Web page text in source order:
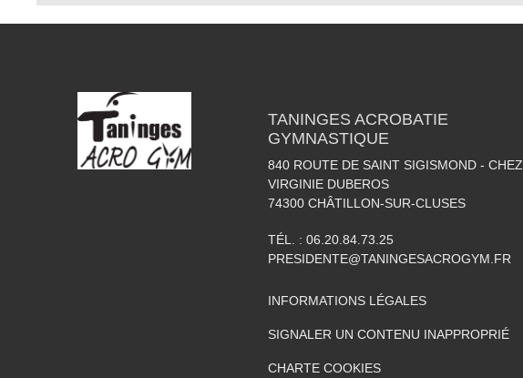
TANINGES ACROBATIE
GYMNASTIQUE
840 ROUTE DE SAINT SIGISMOND - CHEZ
VIRGINIE DUBEROS
74300 CHÂTILLON-SUR-CLUSES
TÉL. : 06.20.84.73.25
PRESIDENTE@TANINGESACROGYM.FR
INFORMATIONS LÉGALES
SIGNALER UN CONTENU INAPPROPRIÉ
CHARTE COOKIES